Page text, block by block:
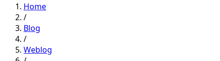
Home
/
Blog
/
Weblog